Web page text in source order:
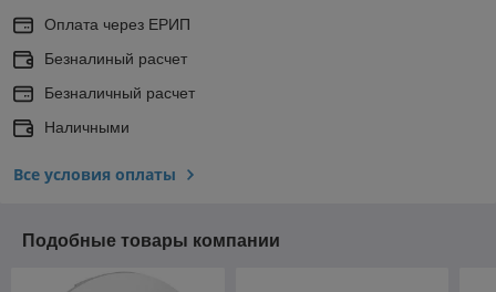
Оплата через ЕРИП
Безналиный расчет
Безналичный расчет
Наличными
Все условия оплаты
Подобные товары компании